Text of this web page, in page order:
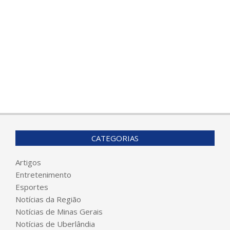
CATEGORIAS
Artigos
Entretenimento
Esportes
Notícias da Região
Notícias de Minas Gerais
Notícias de Uberlândia